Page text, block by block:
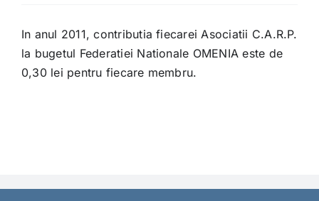
In anul 2011, contributia fiecarei Asociatii C.A.R.P.
la bugetul Federatiei Nationale OMENIA este de
0,30 lei pentru fiecare membru.